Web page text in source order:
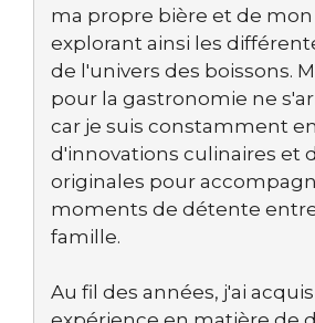
ma propre bière et de mon
explorant ainsi les
de l'univers des boissons.
pour la gastronomie ne
car je suis constamment
d'innovations culinaires et
originales pour
moments de détente
famille.
Au fil des années, j'ai